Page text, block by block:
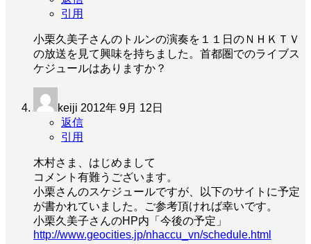
引用
小栗久美子さんのトルンの演奏を１１日のＮＨＫＴＶ
の放送を見て興味を持ちました。首都圏でのライブス
ケジュールはありますか？
keiji 2012年 9月 12日
返信
引用
木村さま、はじめまして
コメント有難うございます。
小栗さんのスケジュールですが、以下のサイトに予定
が書かれていました。ご参考頂ければ幸いです。
小栗久美子さんのHP内「今後の予定」
http://www.geocities.jp/nhaccu_vn/schedule.html